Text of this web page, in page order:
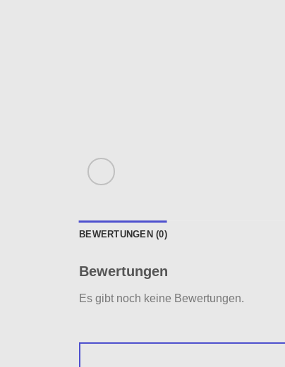
BEWERTUNGEN (0)
Bewertungen
Es gibt noch keine Bewertungen.